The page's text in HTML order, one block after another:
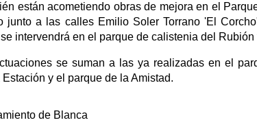
están acometiendo obras de mejora en el
junto a las calles Emilio Soler Torrano 'El
intervendrá en el parque de calistenia del
se suman a las ya realizadas en el
y el parque de la Amistad.
de Blanca